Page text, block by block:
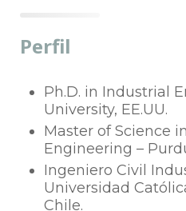
Perfil
Ph.D. in Industrial
University, EE.UU.
Master of Science
Engineering –
Ingeniero Civil
Universidad
Chile.